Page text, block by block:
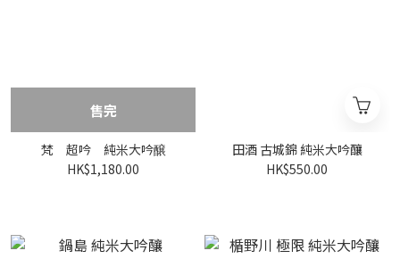
售完
梵 超吟 純米大吟醸
HK$1,180.00
田酒 古城錦 純米大吟釀
HK$550.00